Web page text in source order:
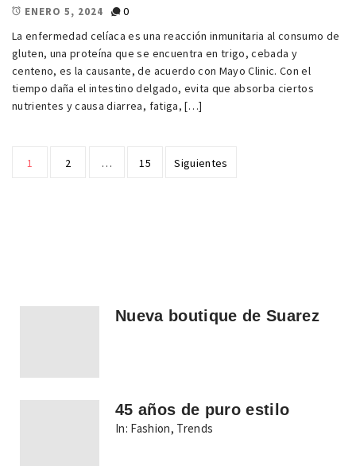
ENERO 5, 2024
0
La enfermedad celíaca es una reacción inmunitaria al consumo de
gluten, una proteína que se encuentra en trigo, cebada y
centeno, es la causante, de acuerdo con Mayo Clinic. Con el
tiempo daña el intestino delgado, evita que absorba ciertos
nutrientes y causa diarrea, fatiga, […]
Paginación
1 2 … 15 Siguientes
Nueva boutique de Suarez
45 años de puro estilo
In: Fashion, Trends